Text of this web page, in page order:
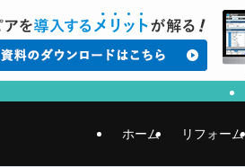
ホーム リフォーム